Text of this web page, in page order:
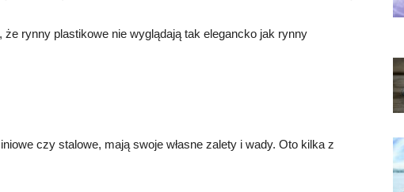
że rynny plastikowe nie wyglądają tak elegancko jak rynny
czy stalowe, mają swoje własne zalety i wady. Oto kilka z